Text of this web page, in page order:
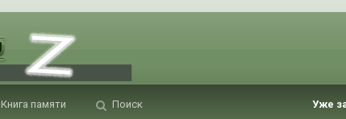
Книга памяти Поиск Уже